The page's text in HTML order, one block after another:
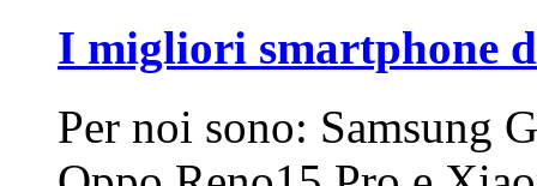
I migliori smartphone
Per noi sono: Samsung